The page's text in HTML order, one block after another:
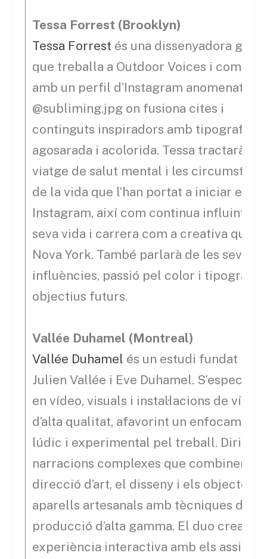
Tessa Forrest (Brooklyn)
Tessa Forrest és una dissenyadora
que treballa a Outdoor Voices i compta
amb un perfil d’Instagram anomenat
@subliming.jpg on fusiona cites i
continguts inspiradors amb tipografia
agosarada i acolorida. Tessa tractarà el
viatge de salut mental i les
de la vida que l’han portat a iniciar el
Instagram, així com continua influint en
seva vida i carrera com a creativa que
Nova York. També parlarà de les seves
influències, passió pel color i tipografia
objectius futurs.
Vallée Duhamel (Montreal)
Vallée Duhamel és un estudi fundat per
Julien Vallée i Eve Duhamel.
en vídeo, visuals i instal·lacions de vídeo
d’alta qualitat, afavorint un enfocament
lúdic i experimental pel treball.
narracions complexes que combinen la
direcció d’art, el disseny i els objectes
aparells artesanals amb tècniques de
producció d’alta gamma. El duo crearà
experiència interactiva amb els